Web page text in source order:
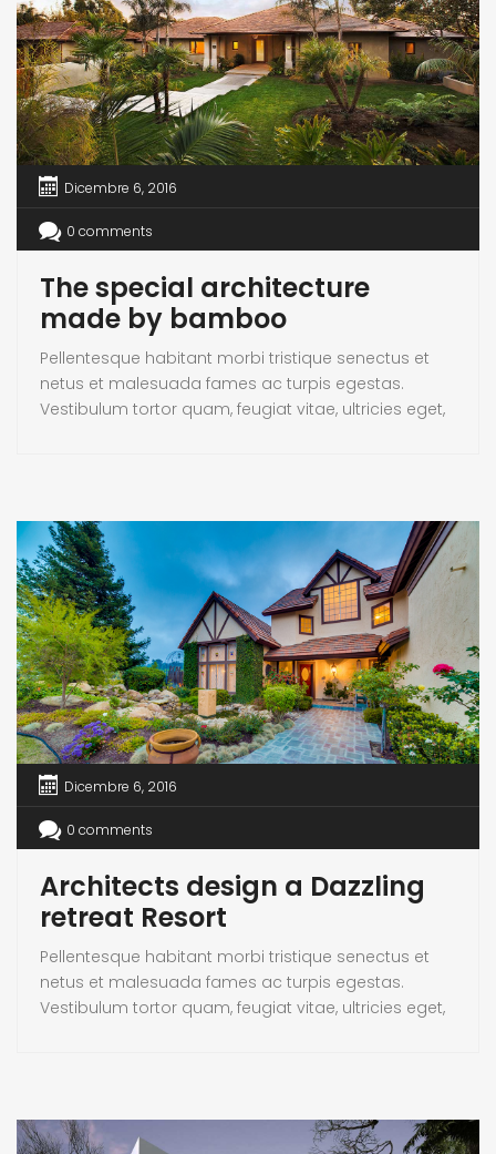
Dicembre 6, 2016
0 comments
The special architecture
made by bamboo
Pellentesque habitant morbi tristique senectus et
netus et malesuada fames ac turpis egestas.
Vestibulum tortor quam, feugiat vitae, ultricies eget,
Dicembre 6, 2016
0 comments
Architects design a Dazzling
retreat Resort
Pellentesque habitant morbi tristique senectus et
netus et malesuada fames ac turpis egestas.
Vestibulum tortor quam, feugiat vitae, ultricies eget,
wisi, condimentum sed, commodo [...]